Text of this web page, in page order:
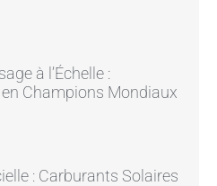
à l’Échelle :
Champions Mondiaux
: Carburants Solaires